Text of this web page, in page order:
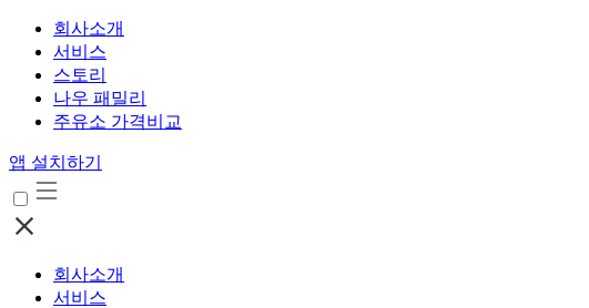
회사소개
서비스
스토리
나우 패밀리
주유소 가격비교
앱 설치하기
회사소개
서비스